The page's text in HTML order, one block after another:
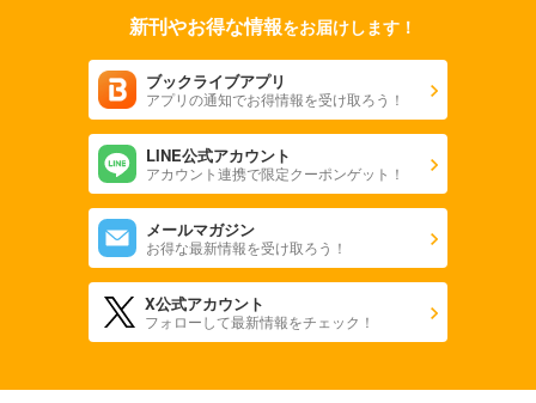
新刊やお得な情報をお届けします！
ブックライブアプリ
アプリの通知でお得情報を受け取ろう！
LINE公式アカウント
アカウント連携で限定クーポンゲット！
メールマガジン
お得な最新情報を受け取ろう！
X公式アカウント
フォローして最新情報をチェック！